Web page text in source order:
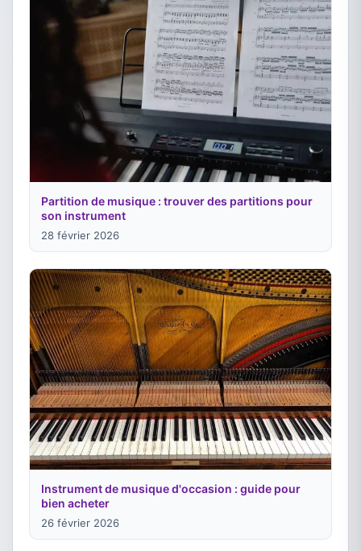
Partition de musique : trouver des partitions pour
son instrument
28 février 2026
Instrument de musique d'occasion : guide pour
bien acheter
26 février 2026